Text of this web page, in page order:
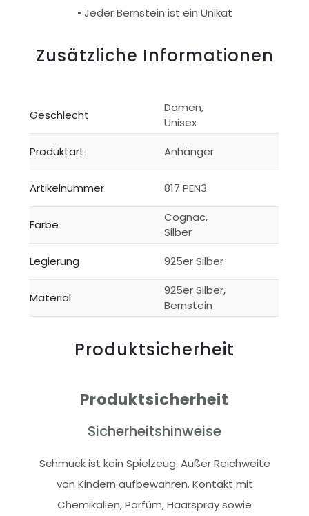
• Jeder Bernstein ist ein Unikat
Zusätzliche Informationen
Geschlecht
Damen,
Unisex
Produktart
Anhänger
Artikelnummer 817 PEN3
Farbe
Cognac,
Silber
Legierung
925er Silber
Material
925er Silber,
Bernstein
Produktsicherheit
Produktsicherheit
Sicherheitshinweise
Schmuck ist kein Spielzeug. Außer Reichweite
von Kindern aufbewahren. Kontakt mit
Chemikalien, Parfüm, Haarspray sowie